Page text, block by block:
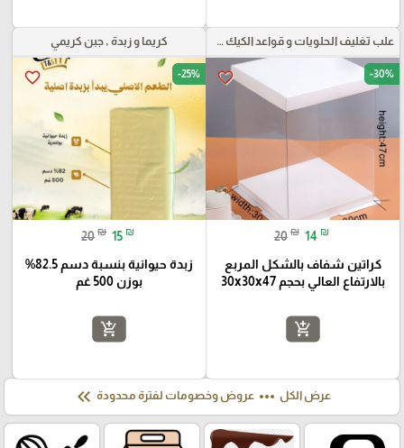
علب تغليف الحلويات و قواعد الكيك و علب بلاستيكية بأنواعها
favorite_border -30%
20 ₪ 14 ₪
كراتين شفاف بالشكل المربع
بالارتفاع العالي بحجم 30x30x47
add_shopping_cart
كريما و زبدة , جبن كريمي
favorite_border -25%
20 ₪ 15 ₪
زبدة حيوانية بنسبة دسم 82.5%
بوزن 500 غم
add_shopping_cart
عرض الكل more_horiz عروض وخصومات لفترة محدودة keyboard_double_arrow_left